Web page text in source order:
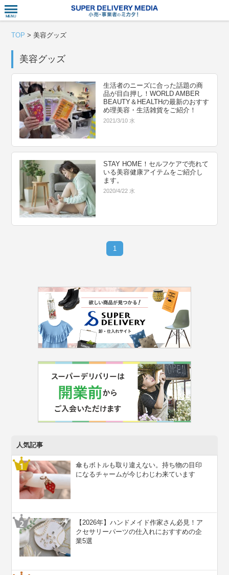
TOP >美容グッズ
美容グッズ
生活者のニーズに合った話題の商
品が目白押し！WORLD AMBER
BEAUTY＆HEALTHの最新のおすす
め理美容・生活雑貨をご紹介！
2021/3/10 水
STAY HOME！セルフケアで売れて
いる美容健康アイテムをご紹介し
ます。
2020/4/22 水
1
人気記事
傘もボトルも取り違えない。持ち物の目印
になるチャームが今じわじわ来ています
【2026年】ハンドメイド作家さん必見！ア
クセサリーパーツの仕入れにおすすめの企
業5選